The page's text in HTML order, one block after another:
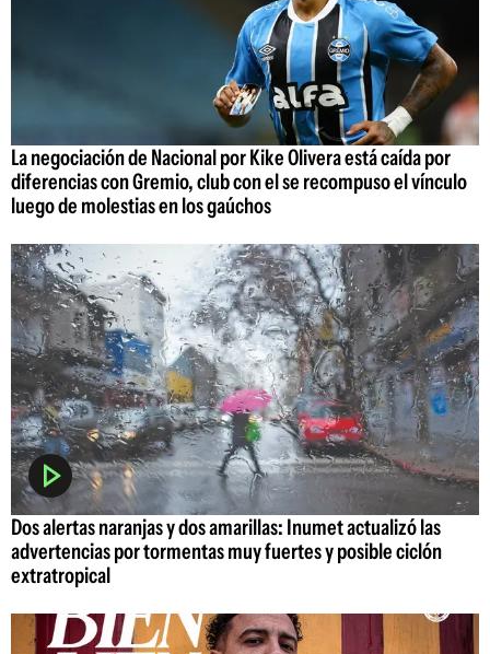
La negociación de Nacional por Kike Olivera está caída por
diferencias con Gremio, club con el se recompuso el vínculo
luego de molestias en los gaúchos
Dos alertas naranjas y dos amarillas: Inumet actualizó las
advertencias por tormentas muy fuertes y posible ciclón
extratropical